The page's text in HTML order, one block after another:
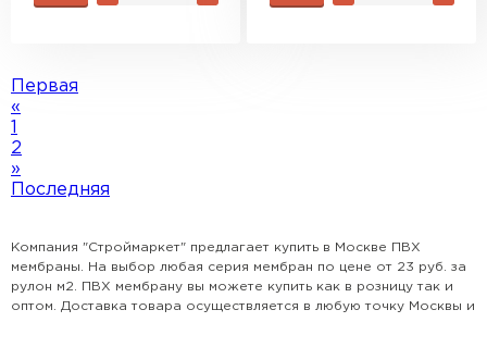
Первая
«
2
»
Последняя
Компания "Строймаркет" предлагает купить в Москве ПВХ
мембраны. На выбор любая серия мембран по цене от 23 руб. за
рулон м2. ПВХ мембрану вы можете купить как в розницу так и
оптом. Доставка товара осуществляется в любую точку Москвы и